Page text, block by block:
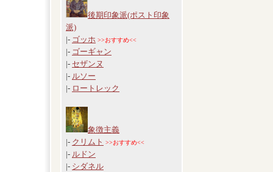
後期印象派(ポスト印象
派)
|- ゴッホ >>おすすめ<<
|- ゴーギャン
|- セザンヌ
|- ルソー
|- ロートレック
象徴主義
|- クリムト >>おすすめ<<
|- ルドン
|- シダネル